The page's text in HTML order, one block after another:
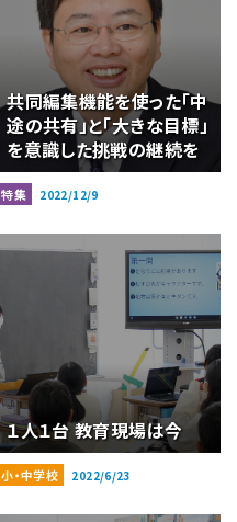
共同編集機能を使った「中
途の共有」と「大きな目標」
を意識した挑戦の継続を
特集 2022/12/9
１人１台 教育現場は今
小・中学校 2022/6/23